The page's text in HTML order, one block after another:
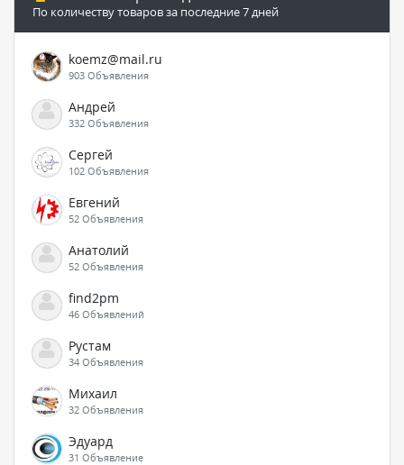
По количеству товаров за последние 7 дней
koemz@mail.ru
903 Объявления
Андрей
332 Объявления
Сергей
102 Объявления
Евгений
52 Объявления
Анатолий
52 Объявления
find2pm
46 Объявлений
Рустам
34 Объявления
Михаил
32 Объявления
Эдуард
31 Объявление